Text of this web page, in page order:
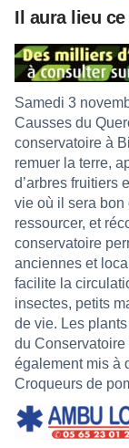
Il aura lieu
Samedi 3
Causses du
conservatoire à
remuer la terre,
d’arbres fruitiers
vie où il sera bon
ressourcer, et
conservatoire
anciennes et
facilite la
insectes, petits
de vie. Les
du Conservatoire
également mis à
Croqueurs de